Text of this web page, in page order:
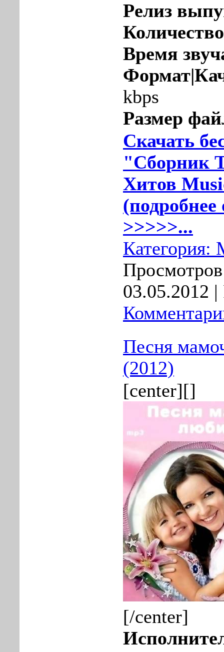
Релиз
Время
kbps
Размер
Скачать
"Сборник
Хитов
(подробнее
>>>>>...
Категория:
03.05.2012 |
Песня
(2012)
[center][]
[/center]